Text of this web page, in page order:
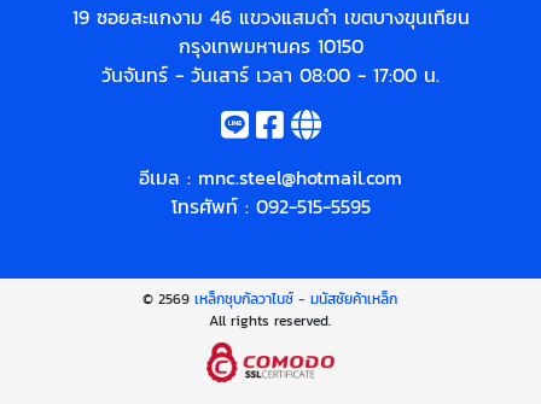
19 ซอยสะแกงาม 46 แขวงแสมดำ เขตบางขุนเทียน
กรุงเทพมหานคร 10150
วันจันทร์ - วันเสาร์ เวลา 08:00 - 17:00 น.
อีเมล : mnc.steel@hotmail.com
โทรศัพท์ : 092-515-5595
© 2569เหล็กชุบกัลวาไนซ์ - มนัสชัยค้าเหล็ก
All rights reserved.